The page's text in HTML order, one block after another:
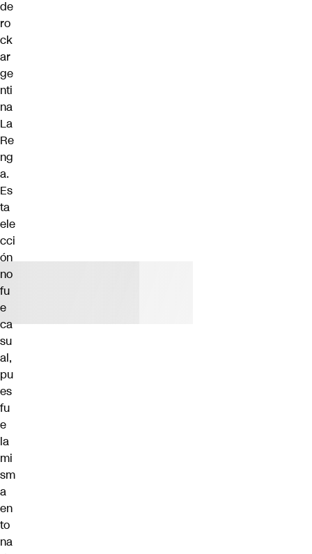
de
ro
ck
ar
ge
nti
na
La
Re
ng
a.
Es
ta
ele
cci
ón
no
fu
e
ca
su
al,
pu
es
fu
e
la
mi
sm
a
en
to
na